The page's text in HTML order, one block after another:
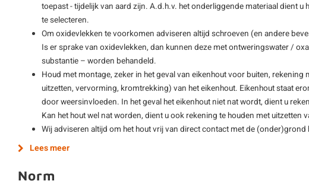
toepast - tijdelijk van aard zijn. A.d.h.v. het onderliggende materiaal dient u
te selecteren.
Om oxidevlekken te voorkomen adviseren altijd schroeven (en andere
Is er sprake van oxidevlekken, dan kunnen deze met ontweringswater /
substantie – worden behandeld.
Houd met montage, zeker in het geval van eikenhout voor buiten, rekening
uitzetten, vervorming, kromtrekking) van het eikenhout. Eikenhout staat
door weersinvloeden. In het geval het eikenhout niet nat wordt, dient u
Kan het hout wel nat worden, dient u ook rekening te houden met uitzetten
Wij adviseren altijd om het hout vrij van direct contact met de (onder)grond
Lees meer
Norm